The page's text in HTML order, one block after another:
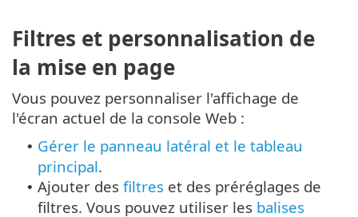
Filtres et personnalisation de
la mise en page
Vous pouvez personnaliser l'affichage de
l'écran actuel de la console Web :
• Gérer le panneau latéral et le tableau
principal.
• Ajouter des filtres et des préréglages de
filtres. Vous pouvez utiliser les balises